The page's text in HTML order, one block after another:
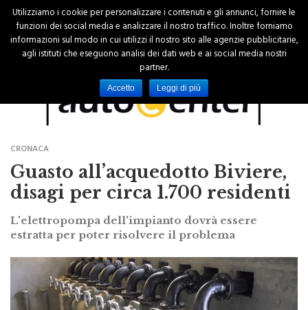
CRONACA
Guasto all’acquedotto Biviere,
disagi per circa 1.700 residenti
L'elettropompa dell'impianto dovrà essere
Utilizziamo i cookie per personalizzare i contenuti e gli annunci, fornire le
funzioni dei social media e analizzare il nostro traffico. Inoltre forniamo
informazioni sul modo in cui utilizzi il nostro sito alle agenzie pubblicitarie,
agli istituti che eseguono analisi dei dati web e ai social media nostri
partner.
Accetto Leggi di più